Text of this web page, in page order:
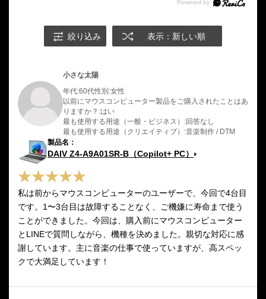
絞り込み 表示：新しい順
小さな太陽
年代:60代性別:女性
以前にマウスコンピューター製品をご購入されたことはあ
りますか？:はい
最も使用する用途（一般・ビジネス）:回答なし
最も使用する用途（クリエイティブ）:音楽制作 / DTM
DAIV Z4-A9A01SR-B（Copilot+ PC）
私は前からマウスコンピューターのユーザーで、今回で4台目
です。1〜3台目は故障することなく、ご機嫌に寿命まで使う
ことができました。今回は、購入前にマウスコンピューター
とLINEで質問しながら、機種を決めました。親切な対応に感
謝しています。主に音楽の仕事で使っていますが、高スペッ
クで大満足しています！